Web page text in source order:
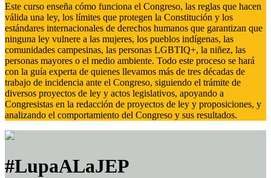
Este curso enseña cómo funciona el Congreso, las reglas que hacen
válida una ley, los límites que protegen la Constitución y los
estándares internacionales de derechos humanos que garantizan que
ninguna ley vulnere a las mujeres, los pueblos indígenas, las
comunidades campesinas, las personas LGBTIQ+, la niñez, las
personas mayores o el medio ambiente. Todo este proceso se hará
con la guía experta de quienes llevamos más de tres décadas de
trabajo de incidencia ante el Congreso, siguiendo el trámite de
diversos proyectos de ley y actos legislativos, apoyando a
Congresistas en la redacción de proyectos de ley y proposiciones, y
analizando el comportamiento del Congreso y sus resultados.
#LupaALaJEP